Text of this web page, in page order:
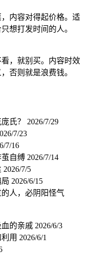
内容对得起价格。适
想打发时间的人。
，就别买。内容时效
否则就是浪费钱。
氏？ 2026/7/29
7/23
7/16
自缚 2026/7/14
2026/7/5
2026/6/15
人，必阴阳怪气
的亲戚 2026/6/3
用 2026/6/1